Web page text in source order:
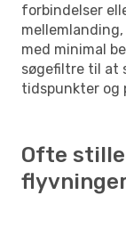
forbindelser
med minimal
søgefiltre til at
tidspunkter og
Ofte